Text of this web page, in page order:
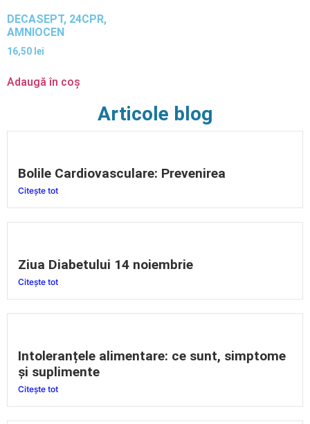
DECASEPT, 24CPR,
AMNIOCEN
16,50 lei
Adaugă în coș
Articole blog
Bolile Cardiovasculare: Prevenirea
Citește tot
Ziua Diabetului 14 noiembrie
Citește tot
Intoleranțele alimentare: ce sunt, simptome
și suplimente
Citește tot